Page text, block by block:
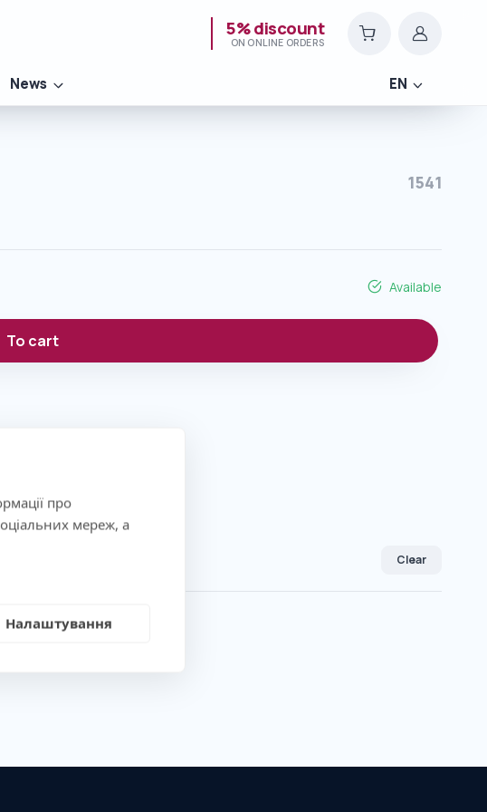
про
мереж, а
Налаштування
5% discount
ON ONLINE ORDERS
News EN
1541
Available
To cart
Clear